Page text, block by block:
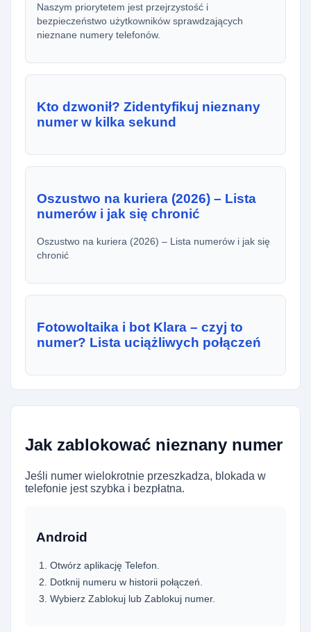
Naszym priorytetem jest przejrzystość i
bezpieczeństwo użytkowników sprawdzających
nieznane numery telefonów.
Kto dzwonił? Zidentyfikuj nieznany
numer w kilka sekund
Oszustwo na kuriera (2026) – Lista
numerów i jak się chronić
Oszustwo na kuriera (2026) – Lista numerów i jak się
chronić
Fotowoltaika i bot Klara – czyj to
numer? Lista uciążliwych połączeń
Jak zablokować nieznany numer
Jeśli numer wielokrotnie przeszkadza, blokada w
telefonie jest szybka i bezpłatna.
Android
Otwórz aplikację Telefon.
Dotknij numeru w historii połączeń.
Wybierz Zablokuj lub Zablokuj numer.